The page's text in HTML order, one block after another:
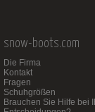
snow-boots.com
Die Firma
Kontakt
Fragen
Schuhgrößen
Brauchen Sie Hilfe bei